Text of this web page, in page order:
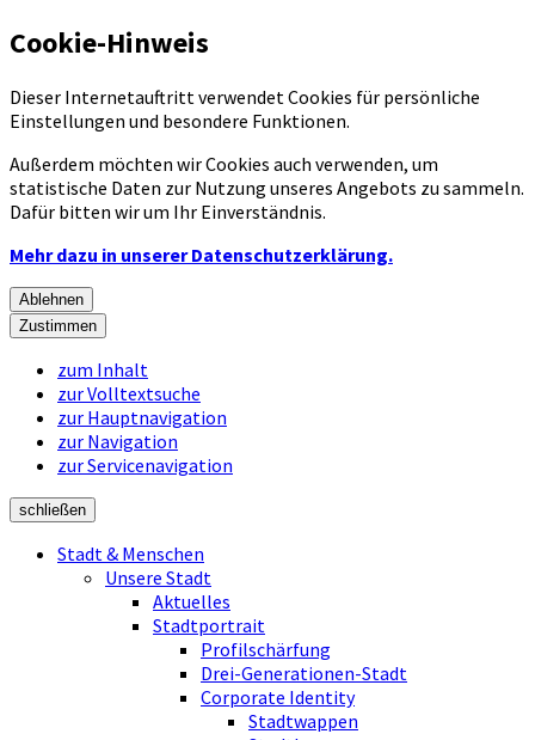
Cookie-Hinweis
Dieser Internetauftritt verwendet Cookies für persönliche
Einstellungen und besondere Funktionen.
Außerdem möchten wir Cookies auch verwenden, um
statistische Daten zur Nutzung unseres Angebots zu sammeln.
Dafür bitten wir um Ihr Einverständnis.
Mehr dazu in unserer Datenschutzerklärung.
Ablehnen
Zustimmen
zum Inhalt
zur Volltextsuche
zur Hauptnavigation
zur Navigation
zur Servicenavigation
schließen
Stadt & Menschen
Unsere Stadt
Aktuelles
Stadtportrait
Profilschärfung
Drei-Generationen-Stadt
Corporate Identity
Stadtwappen